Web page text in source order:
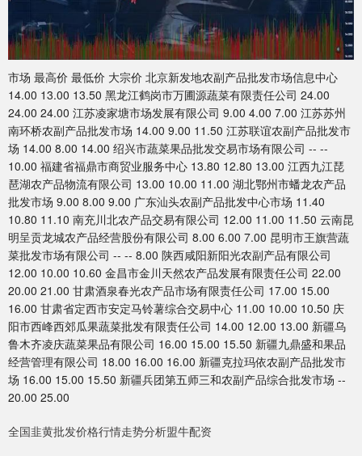
市场 最高价 最低价 大宗价 北京新发地农副产品批发市场信息中心
14.00 13.00 13.50 黑龙江鹤岗市万圃源蔬菜有限责任公司 24.00
24.00 24.00 江苏凌家塘市场发展有限公司 9.00 4.00 7.00 江苏苏州
南环桥农副产品批发市场 14.00 9.00 11.50 江苏联谊农副产品批发市
场 14.00 8.00 14.00 绍兴市蔬菜果品批发交易市场有限公司 -- --
10.00 福建省福鼎市商贸业服务中心 13.80 12.80 13.00 江西九江琵
琶湖农产品物流有限公司 13.00 10.00 11.00 湖北鄂州市蟠龙农产品
批发市场 9.00 8.00 9.00 广东汕头农副产品批发中心市场 11.40
10.80 11.10 南充川北农产品交易有限公司 12.00 11.00 11.50 云南昆
明呈贡龙城农产品经营股份有限公司 8.00 6.00 7.00 昆明市王旗营蔬
菜批发市场有限公司 -- -- 8.00 陕西咸阳新阳光农副产品有限公司
12.00 10.00 10.60 金昌市金川天然农产品发展有限责任公司 22.00
20.00 21.00 甘肃酒泉春光农产品市场有限责任公司 17.00 15.00
16.00 甘肃省定西市安定马铃薯综合交易中心 11.00 10.00 10.50 庆
阳市西峰西郊瓜果蔬菜批发有限责任公司 14.00 12.00 13.00 新疆乌
鲁木齐凌庆蔬菜果品有限公司 16.00 15.00 15.50 新疆九鼎盛和果品
经营管理有限公司 18.00 16.00 16.00 新疆克拉玛依农副产品批发市
场 16.00 15.00 15.50 新疆兵团第五师三和农副产品综合批发市场 --
20.00 25.00
全国韭黄批发价格行情走势分析盟牛配资